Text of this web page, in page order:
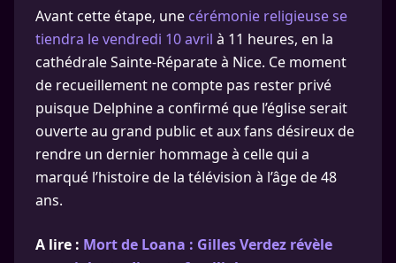
Avant cette étape, une cérémonie religieuse se
tiendra le vendredi 10 avril à 11 heures, en la
cathédrale Sainte-Réparate à Nice. Ce moment
de recueillement ne compte pas rester privé
puisque Delphine a confirmé que l’église serait
ouverte au grand public et aux fans désireux de
rendre un dernier hommage à celle qui a
marqué l’histoire de la télévision à l’âge de 48
ans.
A lire : Mort de Loana : Gilles Verdez révèle